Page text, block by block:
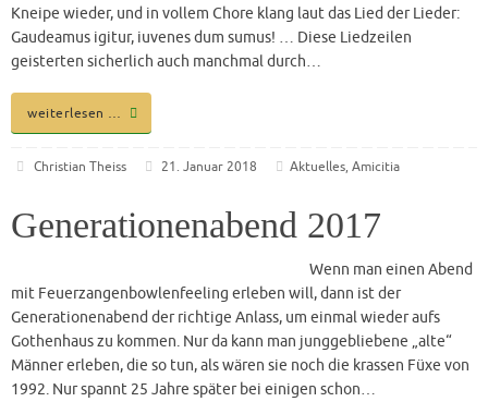
Kneipe wieder, und in vollem Chore klang laut das Lied der Lieder:
Gaudeamus igitur, iuvenes dum sumus! … Diese Liedzeilen
geisterten sicherlich auch manchmal durch…
weiterlesen …
Christian Theiss 21. Januar 2018 Aktuelles, Amicitia
Generationenabend 2017
Wenn man einen Abend
mit Feuerzangenbowlenfeeling erleben will, dann ist der
Generationenabend der richtige Anlass, um einmal wieder aufs
Gothenhaus zu kommen. Nur da kann man junggebliebene „alte“
Männer erleben, die so tun, als wären sie noch die krassen Füxe von
1992. Nur spannt 25 Jahre später bei einigen schon…